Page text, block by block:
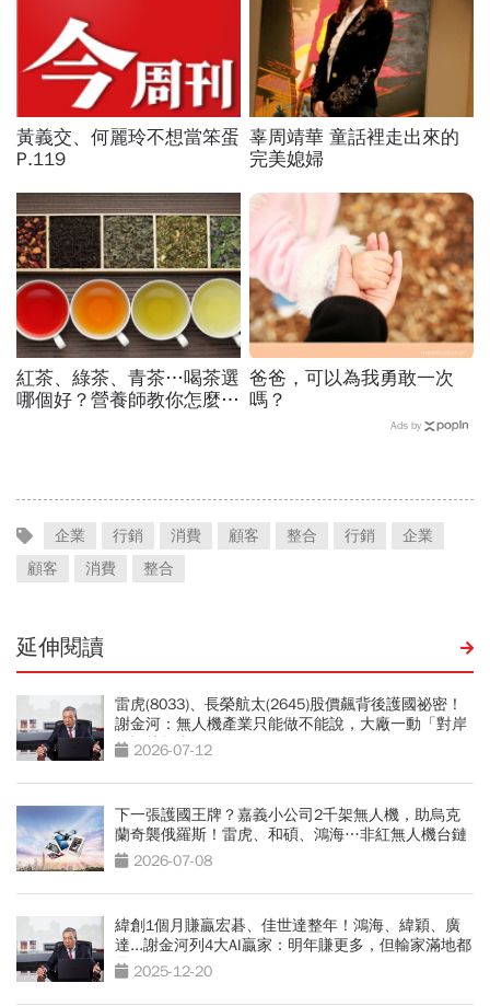
黃義交、何麗玲不想當笨蛋
P.119
辜周靖華 童話裡走出來的
完美媳婦
紅茶、綠茶、青茶…喝茶選
哪個好？營養師教你怎麼挑
爸爸，可以為我勇敢一次
嗎？
Ads by
企業 行銷 消費 顧客 整合 行銷
企業
顧客
消費 整合
延伸閱讀
雷虎(8033)、長榮航太(2645)股價飆背後護國祕密！
謝金河：無人機產業只能做不能說，大廠一動「對岸
電話就打來」
2026-07-12
下一張護國王牌？嘉義小公司2千架無人機，助烏克
蘭奇襲俄羅斯！雷虎、和碩、鴻海…非紅無人機台鏈
點將2026-07-08
緯創1個月賺贏宏碁、佳世達整年！鴻海、緯穎、廣
達...謝金河列4大AI贏家：明年賺更多，但輸家滿地都
是 2025-12-20